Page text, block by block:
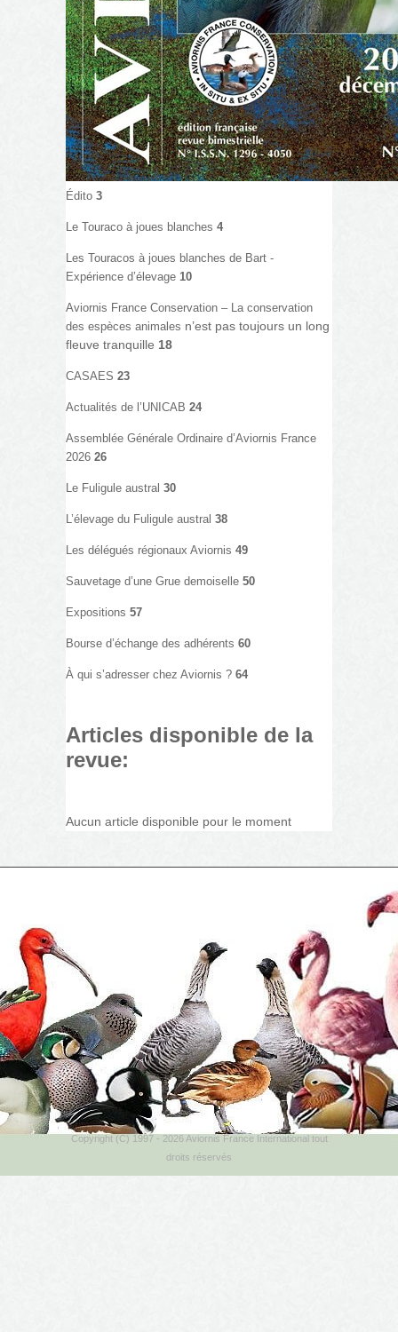
Édito 3
Le Touraco à joues blanches 4
Les Touracos à joues blanches de Bart -
Expérience d’élevage 10
Aviornis France Conservation – La conservation
des espèces animales n’est pas toujours un long
fleuve tranquille 18
CASAES 23
Actualités de l’UNICAB 24
Assemblée Générale Ordinaire d’Aviornis France
2026 26
Le Fuligule austral 30
L’élevage du Fuligule austral 38
Les délégués régionaux Aviornis 49
Sauvetage d’une Grue demoiselle 50
Expositions 57
Bourse d’échange des adhérents 60
À qui s’adresser chez Aviornis ? 64
Articles disponible de la
revue:
Aucun article disponible pour le moment
Copyright (C) 1997 - 2026 Aviornis France International tout
droits réservés